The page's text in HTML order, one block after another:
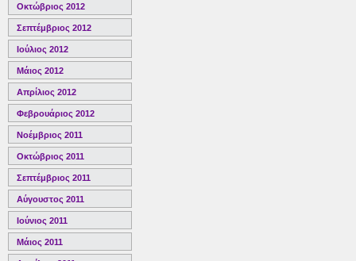
Οκτώβριος 2012
Σεπτέμβριος 2012
Ιούλιος 2012
Μάιος 2012
Απρίλιος 2012
Φεβρουάριος 2012
Νοέμβριος 2011
Οκτώβριος 2011
Σεπτέμβριος 2011
Αύγουστος 2011
Ιούνιος 2011
Μάιος 2011